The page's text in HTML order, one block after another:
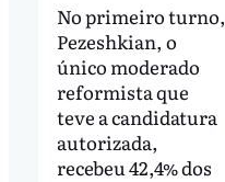
No primeiro turno,
Pezeshkian, o
único moderado
reformista que
teve a candidatura
autorizada,
recebeu 42,4% dos